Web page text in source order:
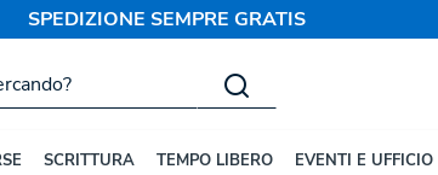
SPEDIZIONE SEMPRE GRATIS
SCRITTURA TEMPO LIBERO EVENTI E UFFICIO